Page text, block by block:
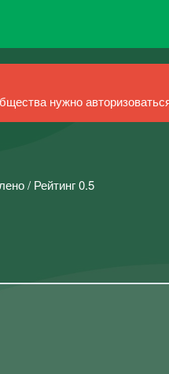
нужно
/ Рейтинг 0.5